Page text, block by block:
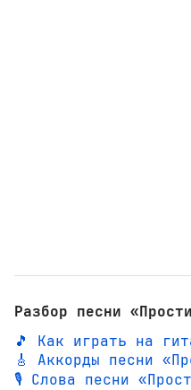
Разбор песни
🎵 Как играть на
🎸 Аккорды песни
🎙️ Слова песни